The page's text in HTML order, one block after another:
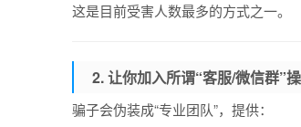
这是目前受害人数最多的方式之一。
2.让你加入所谓“客服/微信群”
骗子会伪装成“专业团队”，提供：